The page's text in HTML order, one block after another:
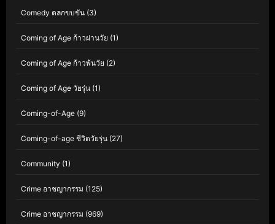
Comedy ตลกขบขัน (3)
Coming of Age ก้าวผ่านวัย (1)
Coming of Age ก้าวพ้นวัย (2)
Coming of Age วัยรุ่น (1)
Coming-of-Age (9)
Coming-of-age ชีวิตวัยรุ่น (27)
Community (1)
Crime อาชญากรรม (125)
Crime อาชญากรรม (969)